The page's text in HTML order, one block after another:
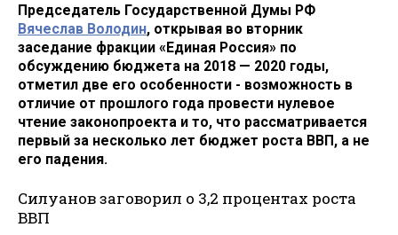
Председатель Государственной Думы РФ
Вячеслав Володин, открывая во вторник
заседание фракции «Единая Россия» по
обсуждению бюджета на 2018 — 2020 годы,
отметил две его особенности - возможность в
отличие от прошлого года провести нулевое
чтение законопроекта и то, что рассматривается
первый за несколько лет бюджет роста ВВП, а не
его падения.
Силуанов заговорил о 3,2 процентах роста
ВВП